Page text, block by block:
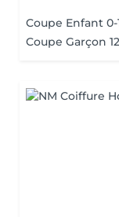
Coupe Enfant 0-
Coupe Garçon